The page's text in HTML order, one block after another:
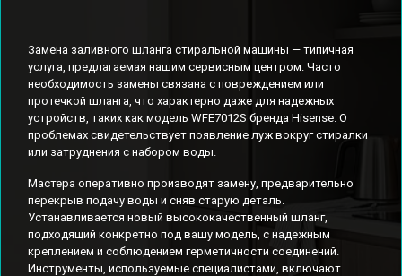
Замена заливного шланга стиральной машины — типичная
услуга, предлагаемая нашим сервисным центром. Часто
необходимость замены связана с повреждением или
протечкой шланга, что характерно даже для надежных
устройств, таких как модель WFE7012S бренда Hisense. О
проблемах свидетельствует появление луж вокруг стиралки
или затруднения с набором воды.
Мастера оперативно производят замену, предварительно
перекрыв подачу воды и сняв старую деталь.
Устанавливается новый высококачественный шланг,
подходящий конкретно под вашу модель, с надежным
креплением и соблюдением герметичности соединений.
Инструменты, используемые специалистами, включают